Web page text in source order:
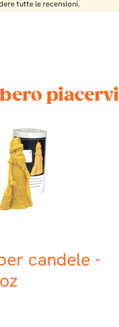
tutte le recensioni.
piacervi
candele -